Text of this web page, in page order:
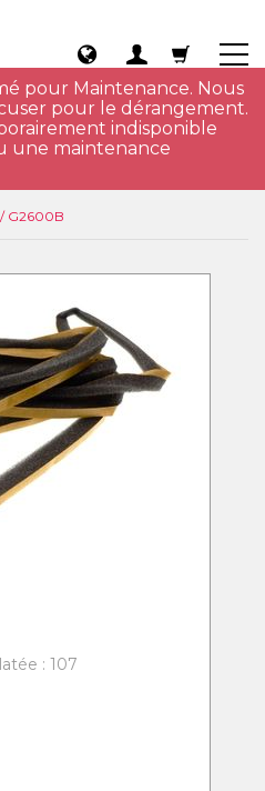
pour Maintenance. Nous
pour le dérangement.
indisponible
une maintenance
G2600B
: 107